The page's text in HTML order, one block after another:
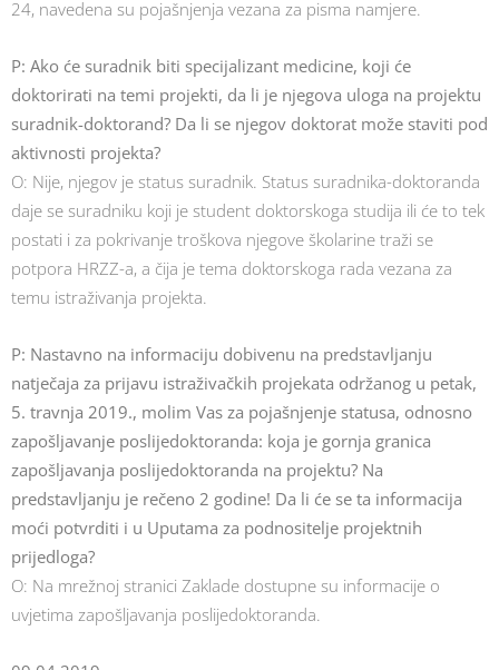
24, navedena su pojašnjenja vezana za pisma namjere.
P: Ako će suradnik biti specijalizant medicine, koji će
doktorirati na temi projekti, da li je njegova uloga na projektu
suradnik-doktorand? Da li se njegov doktorat može staviti pod
aktivnosti projekta?
O: Nije, njegov je status suradnik. Status suradnika-doktoranda
daje se suradniku koji je student doktorskoga studija ili će to tek
postati i za pokrivanje troškova njegove školarine traži se
potpora HRZZ-a, a čija je tema doktorskoga rada vezana za
temu istraživanja projekta.
P: Nastavno na informaciju dobivenu na predstavljanju
natječaja za prijavu istraživačkih projekata održanog u petak,
5. travnja 2019., molim Vas za pojašnjenje statusa, odnosno
zapošljavanje poslijedoktoranda: koja je gornja granica
zapošljavanja poslijedoktoranda na projektu? Na
predstavljanju je rečeno 2 godine! Da li će se ta informacija
moći potvrditi i u Uputama za podnositelje projektnih
prijedloga?
O: Na mrežnoj stranici Zaklade dostupne su informacije o
uvjetima zapošljavanja poslijedoktoranda.